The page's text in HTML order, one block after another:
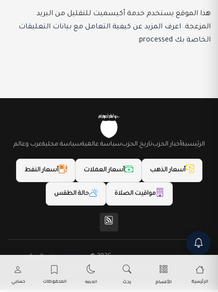
هذا الموقع يستخدم خدمة أكيسميت للتقليل من البريد
المزعجة. اعرف المزيد عن كيفية التعامل مع بيانات التعليقات
الخاصة بك processed
.
الرئيسيةأخبار الحزبتاريخ الحزبسياسة عالميةسياسة محليةعرب وعالم
أسعار الذهب أسعار العملات أسعار النفط
مواقيت الصلاة حالة الطقس
(المظهر) تم تصميمه من قِبل LightWeb2
© 2026 حزب السلام
الديمقراطي. جميع الحقوق محفوظة.
الرئيسية الأقسام بحث الوضع المحفوظات حسابي